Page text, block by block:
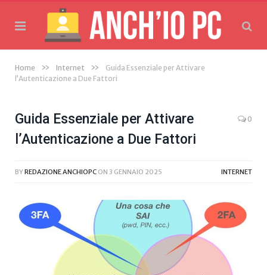
Home » Internet »
Guida Essenziale per Attivare
l’Autenticazione a Due Fattori
Guida Essenziale per Attivare
l’Autenticazione a Due Fattori
0
BYREDAZIONE ANCHIOPC ON 3 GENNAIO 2025 INTERNET